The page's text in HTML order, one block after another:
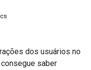
dos usuários no
saber